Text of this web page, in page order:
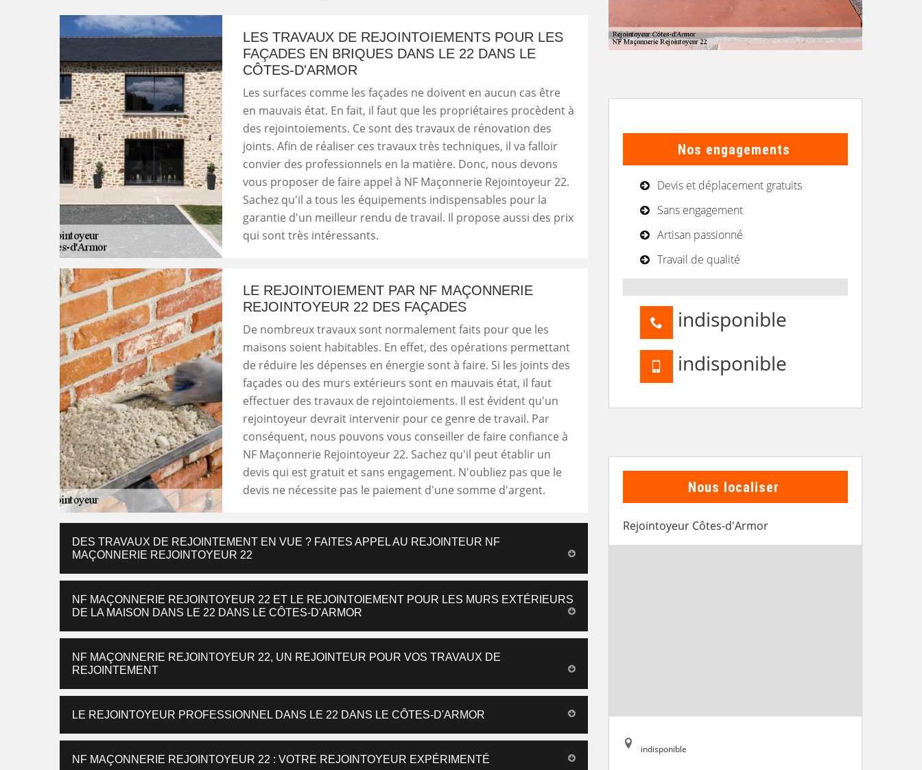
LES TRAVAUX DE REJOINTOIEMENTS POUR LES
FAÇADES EN BRIQUES DANS LE 22 DANS LE
CÔTES-D'ARMOR
Les surfaces comme les façades ne doivent en aucun cas être
en mauvais état. En fait, il faut que les propriétaires procèdent à
des rejointoiements. Ce sont des travaux de rénovation des
joints. Afin de réaliser ces travaux très techniques, il va falloir
convier des professionnels en la matière. Donc, nous devons
vous proposer de faire appel à NF Maçonnerie Rejointoyeur 22.
Sachez qu'il a tous les équipements indispensables pour la
garantie d'un meilleur rendu de travail. Il propose aussi des prix
qui sont très intéressants.
LE REJOINTOIEMENT PAR NF MAÇONNERIE
REJOINTOYEUR 22 DES FAÇADES
De nombreux travaux sont normalement faits pour que les
maisons soient habitables. En effet, des opérations permettant
de réduire les dépenses en énergie sont à faire. Si les joints des
façades ou des murs extérieurs sont en mauvais état, il faut
effectuer des travaux de rejointoiements. Il est évident qu'un
rejointoyeur devrait intervenir pour ce genre de travail. Par
conséquent, nous pouvons vous conseiller de faire confiance à
NF Maçonnerie Rejointoyeur 22. Sachez qu'il peut établir un
devis qui est gratuit et sans engagement. N'oubliez pas que le
devis ne nécessite pas le paiement d'une somme d'argent.
DES TRAVAUX DE REJOINTEMENT EN VUE ? FAITES APPEL AU REJOINTEUR NF
MAÇONNERIE REJOINTOYEUR 22
NF MAÇONNERIE REJOINTOYEUR 22 ET LE REJOINTOIEMENT POUR LES MURS EXTÉRIEURS
DE LA MAISON DANS LE 22 DANS LE CÔTES-D'ARMOR
NF MAÇONNERIE REJOINTOYEUR 22, UN REJOINTEUR POUR VOS TRAVAUX DE
REJOINTEMENT
LE REJOINTOYEUR PROFESSIONNEL DANS LE 22 DANS LE CÔTES-D'ARMOR
NF MAÇONNERIE REJOINTOYEUR 22 : VOTRE REJOINTOYEUR EXPÉRIMENTÉ
Nos engagements
Devis et déplacement gratuits
Sans engagement
Artisan passionné
Travail de qualité
indisponible
indisponible
Nous localiser
Rejointoyeur Côtes-d'Armor
indisponible